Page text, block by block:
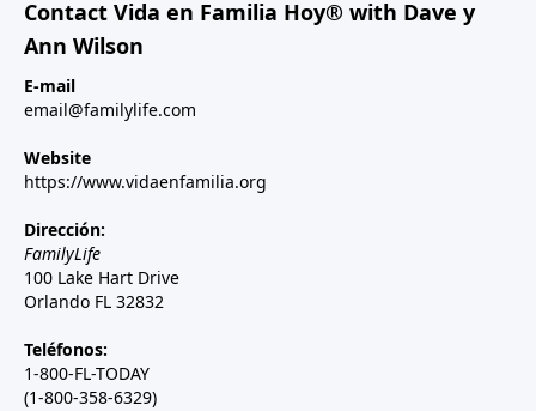
Contact Vida en Familia Hoy® with Dave y
Ann Wilson
E-mail
email@familylife.com
Website
https://www.vidaenfamilia.org
Dirección:
FamilyLife
100 Lake Hart Drive
Orlando FL 32832
Teléfonos:
1-800-FL-TODAY
(1-800-358-6329)